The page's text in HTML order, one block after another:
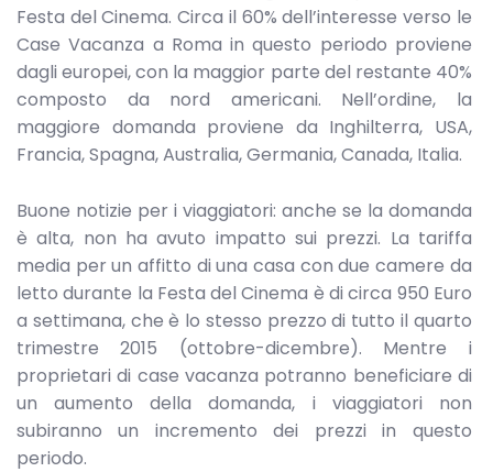
Festa del Cinema. Circa il 60% dell’interesse verso le
Case Vacanza a Roma in questo periodo proviene
dagli europei, con la maggior parte del restante 40%
composto da nord americani. Nell’ordine, la
maggiore domanda proviene da Inghilterra, USA,
Francia, Spagna, Australia, Germania, Canada, Italia.
Buone notizie per i viaggiatori: anche se la domanda
è alta, non ha avuto impatto sui prezzi. La tariffa
media per un affitto di una casa con due camere da
letto durante la Festa del Cinema è di circa 950 Euro
a settimana, che è lo stesso prezzo di tutto il quarto
trimestre 2015 (ottobre-dicembre). Mentre i
proprietari di case vacanza potranno beneficiare di
un aumento della domanda, i viaggiatori non
subiranno un incremento dei prezzi in questo
periodo.